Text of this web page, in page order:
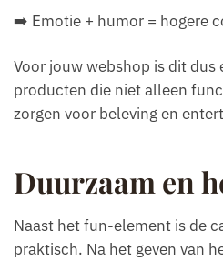
➡️ Emotie + humor = hogere
Voor jouw webshop is dit dus
producten die niet alleen
zorgen voor beleving en
Duurzaam en
Naast het fun-element is de
praktisch. Na het geven van